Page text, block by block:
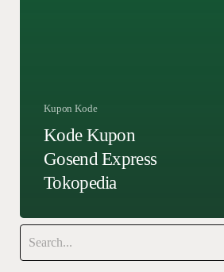
Kupon Kode
Kode Kupon
Gosend Express
Tokopedia